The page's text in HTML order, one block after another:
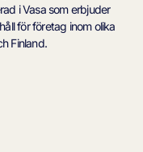
i Vasa som erbjuder
för företag inom olika
Finland.